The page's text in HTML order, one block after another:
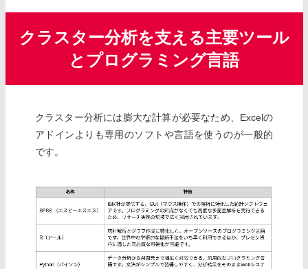
クラスター分析を支える主要ツール
とプログラミング言語
クラスター分析には膨大な計算が必要なため、Excelの
アドインよりも専用のソフトや言語を使うのが一般的
です。